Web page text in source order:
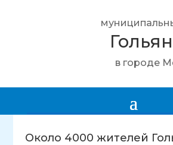
в городе
Около 4000 жителей